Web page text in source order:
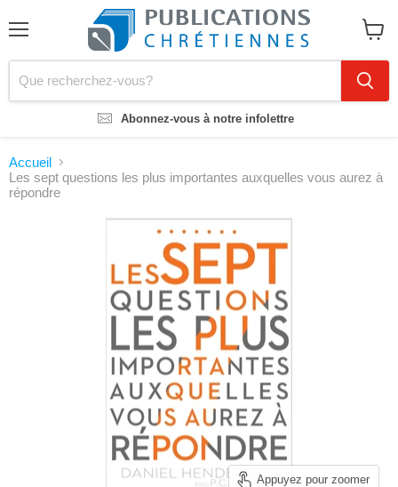
Abonnez-vous à notre infolettre
le
panier
Accueil
Les sept questions les plus importantes auxquelles vous aurez à
répondre
Appuyez pour zoomer